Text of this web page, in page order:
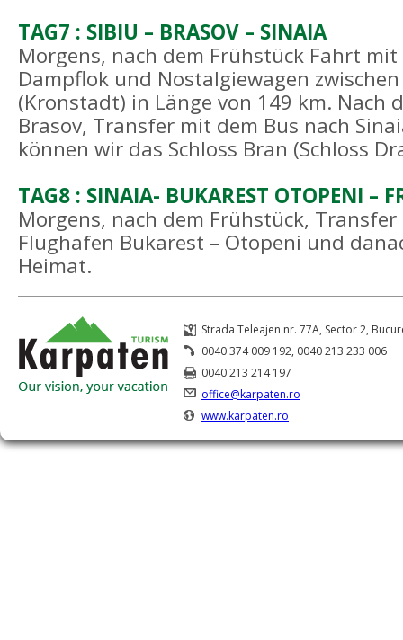
TAG7 : SIBIU – BRASOV – SINAIA
Morgens, nach dem Frühstück Fahrt mit
Dampflok und Nostalgiewagen
(Kronstadt) in Länge von 149 km. Nach
Brasov, Transfer mit dem Bus nach
können wir das Schloss Bran (Schloss
TAG8 : SINAIA- BUKAREST OTOPENI –
Morgens, nach dem Frühstück,
Flughafen Bukarest – Otopeni und
Heimat.
Strada Teleajen nr. 77A, Sector 2,
0040 374 009 192, 0040 213 233 006
0040 213 214 197
office@karpaten.ro
www.karpaten.ro